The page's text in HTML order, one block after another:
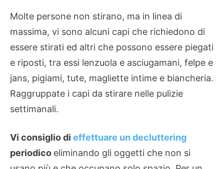
Molte persone non stirano, ma in linea di
massima, vi sono alcuni capi che richiedono di
essere stirati ed altri che possono essere piegati
e riposti, tra essi lenzuola e asciugamani, felpe e
jans, pigiami, tute, magliette intime e biancheria.
Raggruppate i capi da stirare nelle pulizie
settimanali.
Vi consiglio di effettuare un decluttering
periodico eliminando gli oggetti che non si